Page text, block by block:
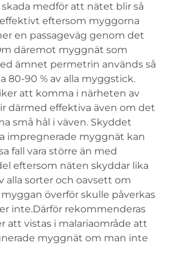
skada medför att nätet blir så
eftersom myggorna
en passageväg genom det
däremot myggnät som
ämnet permetrin används så
80-90 % av alla myggstick.
att komma i närheten av
därmed effektiva även om det
små hål i väven. Skyddet
impregnerade myggnät kan
fall vara större än med
eftersom näten skyddar lika
alla sorter och oavsett om
överför skulle påverkas
inte.Därför rekommenderas
att vistas i malariaområde att
myggnät om man inte